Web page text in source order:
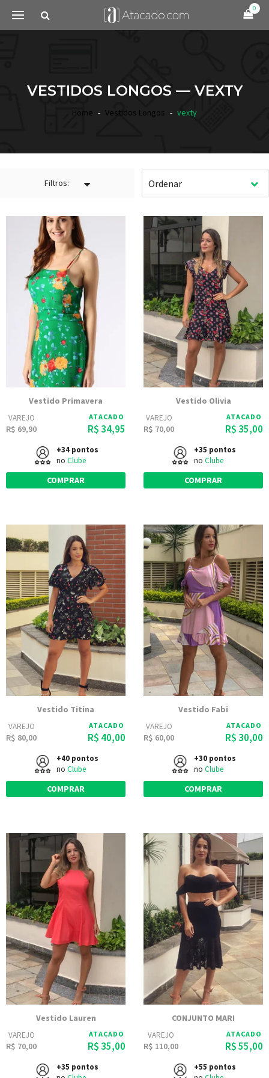
0
VESTIDOS LONGOS — VEXTY
Home Vestidos Longos vexty
Filtros:
Vestido Primavera
VAREJO
R$ 69,90
ATACADO
R$ 34,95
+34 pontos
no Clube
COMPRAR
Vestido Olivia
VAREJO
R$ 70,00
ATACADO
R$ 35,00
+35 pontos
no Clube
COMPRAR
Vestido Titina
VAREJO
R$ 80,00
ATACADO
R$ 40,00
+40 pontos
no Clube
COMPRAR
Vestido Fabi
VAREJO
R$ 60,00
ATACADO
R$ 30,00
+30 pontos
no Clube
COMPRAR
Vestido Lauren
VAREJO
R$ 70,00
ATACADO
R$ 35,00
+35 pontos
CONJUNTO MARI
VAREJO
R$ 110,00
ATACADO
R$ 55,00
+55 pontos